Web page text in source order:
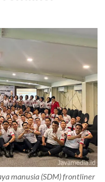
manusia (SDM) frontliner